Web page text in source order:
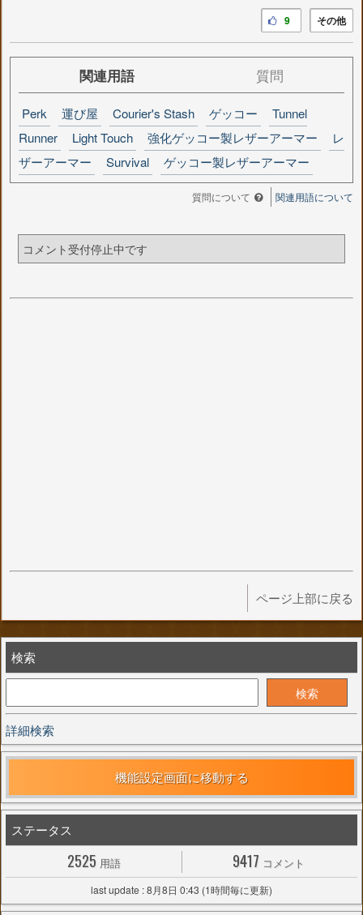
その他
9
関連用語 質問
Perk 運び屋 Courier's Stash ゲッコー
Tunnel
Runner
Light Touch 強化ゲッコー製レザーアーマー
レ
ザーアーマー
Survival ゲッコー製レザーアーマー
関連用語について
質問について
コメント受付停止中です
ページ上部に戻る
検索
詳細検索
機能設定画面に移動する
ステータス
2525 用語 9417 コメント
last update : 8月8日 0:43 (1時間毎に更新)